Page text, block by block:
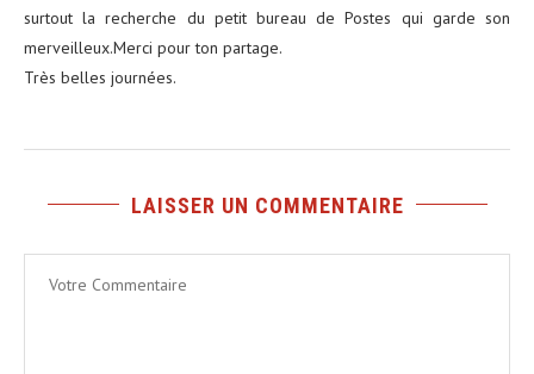
surtout la recherche du petit bureau de Postes qui garde son
merveilleux.Merci pour ton partage.
Très belles journées.
LAISSER UN COMMENTAIRE